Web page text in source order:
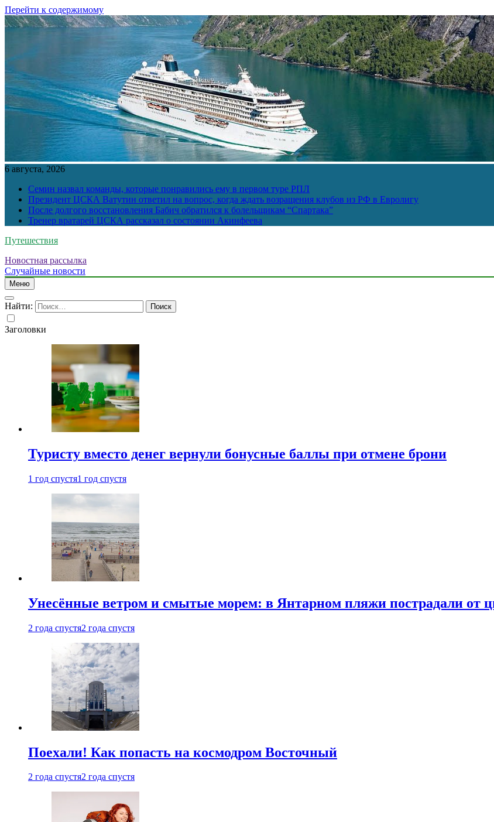
Перейти к содержимому
6 августа, 2026
Семин назвал команды, которые понравились ему в первом туре РПЛ
Президент ЦСКА Ватутин ответил на вопрос, когда ждать возращения клубов из РФ в Евролигу
После долгого восстановления Бабич обратился к болельщикам “Спартака”
Тренер вратарей ЦСКА рассказал о состоянии Акинфеева
Путешествия
Новостная рассылка
Случайные новости
Меню
Найти:
Заголовки
Туристу вместо денег вернули бонусные баллы при отмене брони
1 год спустя1 год спустя
Унесённые ветром и смытые морем: в Янтарном пляжи пострадали от
2 года спустя2 года спустя
Поехали! Как попасть на космодром Восточный
2 года спустя2 года спустя